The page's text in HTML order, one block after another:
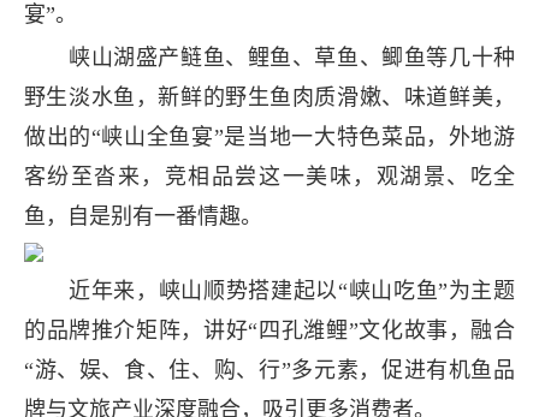
宴”。
峡山湖盛产鲢鱼、鲤鱼、草鱼、鲫鱼等几十种
野生淡水鱼，新鲜的野生鱼肉质滑嫩、味道鲜美，
做出的“峡山全鱼宴”是当地一大特色菜品，外地游
客纷至沓来，竞相品尝这一美味，观湖景、吃全
鱼，自是别有一番情趣。
近年来，峡山顺势搭建起以“峡山吃鱼”为主题
的品牌推介矩阵，讲好“四孔潍鲤”文化故事，融合
“游、娱、食、住、购、行”多元素，促进有机鱼品
牌与文旅产业深度融合，吸引更多消费者。